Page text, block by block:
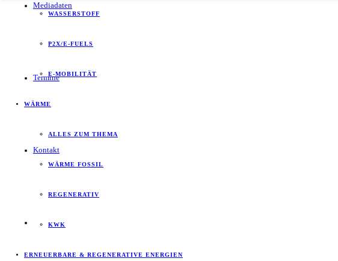
Mediadaten
Termine
Kontakt
WASSERSTOFF
P2X/E-FUELS
E-MOBILITÄT
WÄRME
ALLES ZUM THEMA
WÄRME FOSSIL
REGENERATIV
KWK
ERNEUERBARE & REGENERATIVE ENERGIEN